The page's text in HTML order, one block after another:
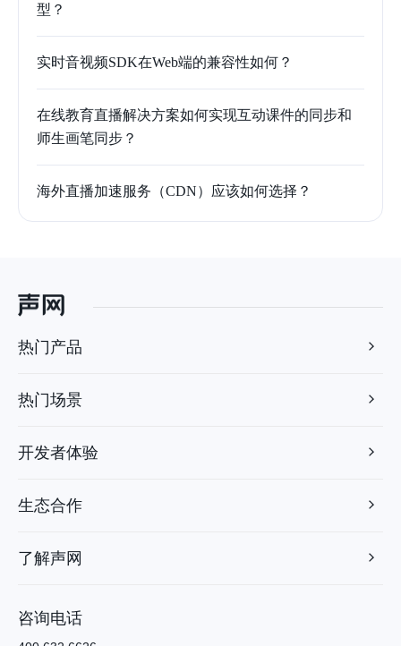
型？
实时音视频SDK在Web端的兼容性如何？
在线教育直播解决方案如何实现互动课件的同步和
师生画笔同步？
海外直播加速服务（CDN）应该如何选择？
热门产品
热门场景
开发者体验
生态合作
了解声网
咨询电话